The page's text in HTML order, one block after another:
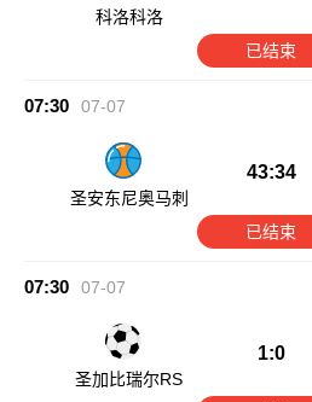
科洛科洛
已结束
07:30 07-07
圣安东尼奥马刺
43:34
已结束
07:30 07-07
圣加比瑞尔RS
1:0